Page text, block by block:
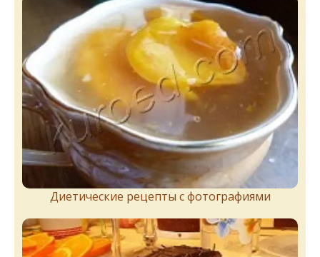
Диетические рецепты с фотографиями